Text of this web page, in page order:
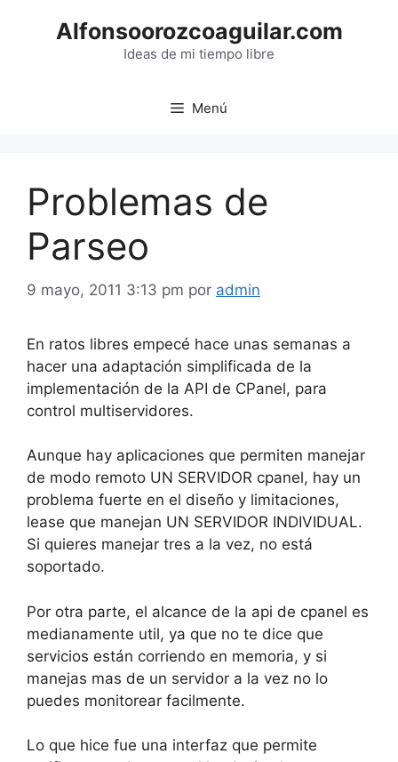
Alfonsoorozcoaguilar.com
Ideas de mi tiempo libre
Menú
Problemas de
Parseo
9 mayo, 2011 3:13 pm por admin
En ratos libres empecé hace unas semanas a
hacer una adaptación simplificada de la
implementación de la API de CPanel, para
control multiservidores.
Aunque hay aplicaciones que permiten manejar
de modo remoto UN SERVIDOR cpanel, hay un
problema fuerte en el diseño y limitaciones,
lease que manejan UN SERVIDOR INDIVIDUAL.
Si quieres manejar tres a la vez, no está
soportado.
Por otra parte, el alcance de la api de cpanel es
medianamente util, ya que no te dice que
servicios están corriendo en memoria, y si
manejas mas de un servidor a la vez no lo
puedes monitorear facilmente.
Lo que hice fue una interfaz que permite